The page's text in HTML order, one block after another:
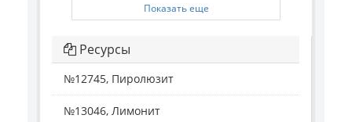
Показать еще
Ресурсы
№12745, Пиролюзит
№13046, Лимонит